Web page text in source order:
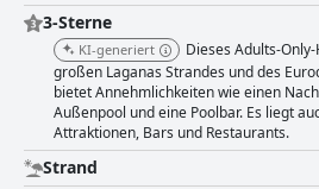
3-Sterne
KI-generiert
Dieses Adults-
großen Laganas Strandes und des
bietet Annehmlichkeiten wie einen
Außenpool und eine Poolbar. Es liegt
Attraktionen, Bars und Restaurants.
Strand